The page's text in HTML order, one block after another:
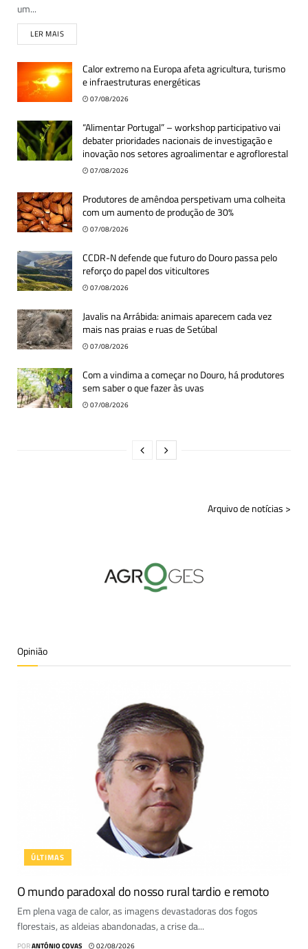
um...
LER MAIS
Calor extremo na Europa afeta agricultura, turismo
e infraestruturas energéticas
07/08/2026
“Alimentar Portugal” – workshop participativo vai
debater prioridades nacionais de investigação e
inovação nos setores agroalimentar e agroflorestal
07/08/2026
Produtores de amêndoa perspetivam uma colheita
com um aumento de produção de 30%
07/08/2026
CCDR-N defende que futuro do Douro passa pelo
reforço do papel dos viticultores
07/08/2026
Javalis na Arrábida: animais aparecem cada vez
mais nas praias e ruas de Setúbal
07/08/2026
Com a vindima a começar no Douro, há produtores
sem saber o que fazer às uvas
07/08/2026
Arquivo de notícias >
Opinião
ÚLTIMAS
O mundo paradoxal do nosso rural tardio e remoto
Em plena vaga de calor, as imagens devastadoras dos fogos
florestais, as aldeias abandonadas, a crise da...
PORANTÓNIO COVAS 02/08/2026